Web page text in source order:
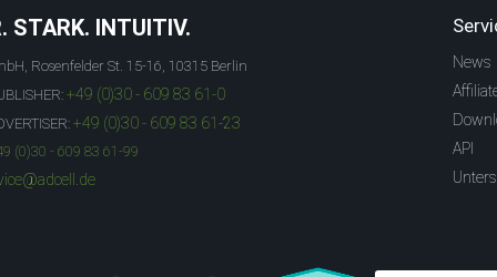
STARK. INTUITIV.
Rosenfelder St. 15-16, 10315 Berlin
+49 (0)30 - 609 83 61-0
+49 (0)30 - 609 83 61-23
(0)30 - 609 83 61-99
News
API